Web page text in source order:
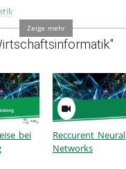
Zeige mehr
bei
Reccurent Neural
Networks